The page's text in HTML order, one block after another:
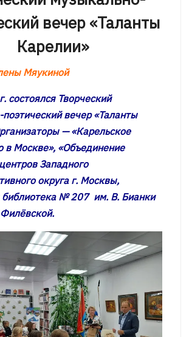
вечер «Таланты
Карелии»
Мяукиной
состоялся Творческий
вечер «Таланты
— «Карельское
в Москве», «Объединение
Западного
округа г. Москвы,
библиотека № 207 им. В. Бианки